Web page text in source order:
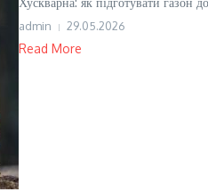
admin 29.05.2026
Read More